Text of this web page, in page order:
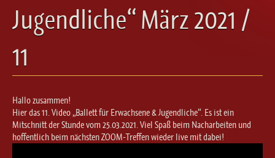
Ballett für Erwachsene / Jugendliche
Kreative Früherziehung / Kinderballett
Modern / Jazz / Contemporary
Jugendliche“ März 2021 /
11
Hallo zusammen!
Hier das 11. Video „Ballett für Erwachsene & Jugendliche“. Es ist ein
Mitschnitt der Stunde vom 25.03.2021. Viel Spaß beim Nacharbeiten und
hoffentlich beim nächsten ZOOM-Treffen wieder live mit dabei!